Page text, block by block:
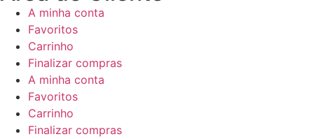
A minha conta
Favoritos
Carrinho
Finalizar compras
A minha conta
Favoritos
Carrinho
Finalizar compras